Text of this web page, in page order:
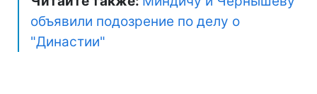
объявили подозрение по делу о
"Династии"